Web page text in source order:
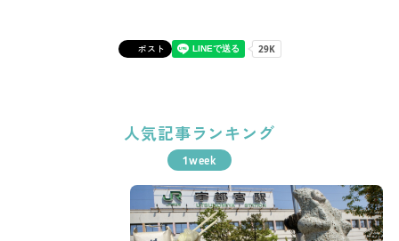
人気記事ランキング
ポスト